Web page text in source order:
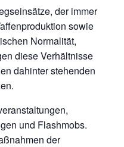
der immer
sowie
Normalität,
diese Verhältnisse
dahinter stehenden
und Flashmobs.
der